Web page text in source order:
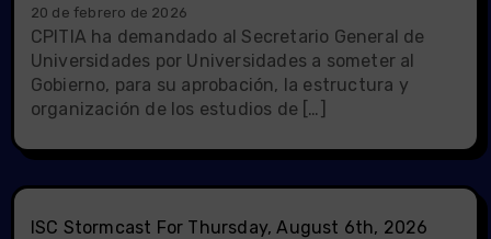
20 de febrero de 2026
CPITIA ha demandado al Secretario General de
Universidades por Universidades a someter al
Gobierno, para su aprobación, la estructura y
organización de los estudios de […]
ISC Stormcast For Thursday, August 6th, 2026